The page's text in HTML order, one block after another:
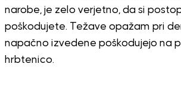
narobe, je zelo verjetno, da si
poškodujete. Težave opažam pri
napačno izvedene poškodujejo na
hrbtenico.